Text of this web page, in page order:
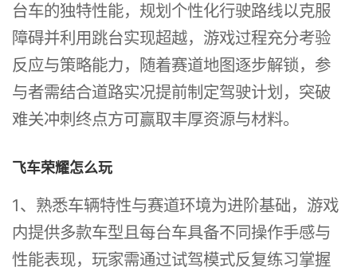
台车的独特性能，规划个性化行驶路线以克服
障碍并利用跳台实现超越，游戏过程充分考验
反应与策略能力，随着赛道地图逐步解锁，参
与者需结合道路实况提前制定驾驶计划，突破
难关冲刺终点方可赢取丰厚资源与材料。
飞车荣耀怎么玩
1、熟悉车辆特性与赛道环境为进阶基础，游戏
内提供多款车型且每台车具备不同操作手感与
性能表现，玩家需通过试驾模式反复练习掌握